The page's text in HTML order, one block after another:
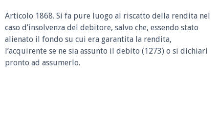
Articolo 1868. Si fa pure luogo al riscatto della rendita nel
caso d’insolvenza del debitore, salvo che, essendo stato
alienato il fondo su cui era garantita la rendita,
l’acquirente se ne sia assunto il debito (1273) o si dichiari
pronto ad assumerlo.